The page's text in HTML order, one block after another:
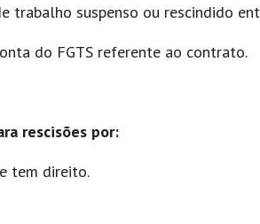
trabalho suspenso ou rescindido
do FGTS referente ao contrato.
rescisões por:
tem direito.